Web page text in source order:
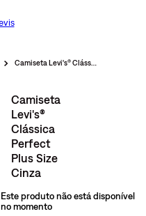
Camiseta
Levi's®
Clássica
Perfect
Plus Size
Cinza
Este produto não está disponível
no momento